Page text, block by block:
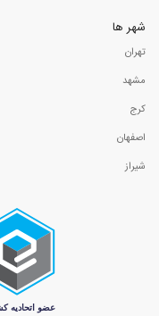
شهر ها
تهران
مشهد
کرج
اصفهان
شیراز